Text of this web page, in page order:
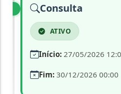
Consulta
ATIVO
Início: 27/05/2026
Fim: 30/12/2026 00:00